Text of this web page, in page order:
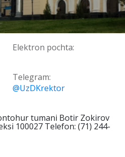
Elektron pochta:
Telegram:
@UzDKrektor
tumani Botir Zokirov
100027 Telefon: (71) 244-